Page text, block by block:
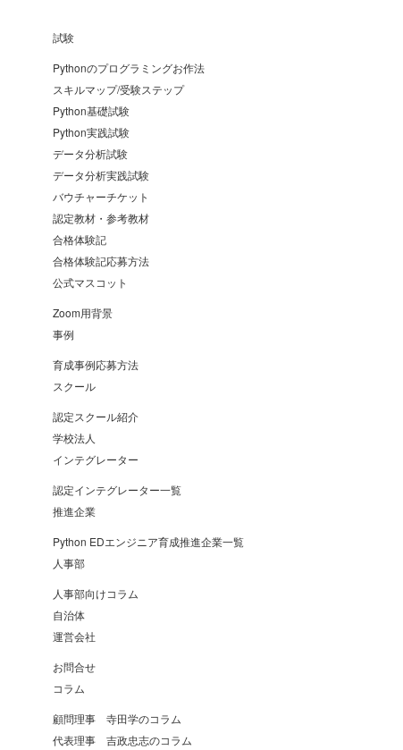
試験
Pythonのプログラミングお作法
スキルマップ/受験ステップ
Python基礎試験
Python実践試験
データ分析試験
データ分析実践試験
バウチャーチケット
認定教材・参考教材
合格体験記
合格体験記応募方法
公式マスコット
Zoom用背景
事例
育成事例応募方法
スクール
認定スクール紹介
学校法人
インテグレーター
認定インテグレーター一覧
推進企業
Python EDエンジニア育成推進企業一覧
人事部
人事部向けコラム
自治体
運営会社
お問合せ
コラム
顧問理事 寺田学のコラム
代表理事 吉政忠志のコラム